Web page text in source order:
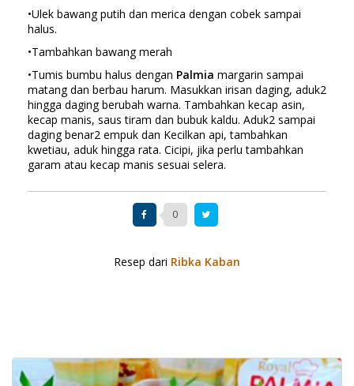
•Ulek bawang putih dan merica dengan cobek sampai
halus.
•Tambahkan bawang merah
•Tumis bumbu halus dengan Palmia margarin sampai
matang dan berbau harum. Masukkan irisan daging, aduk2
hingga daging berubah warna. Tambahkan kecap asin,
kecap manis, saus tiram dan bubuk kaldu. Aduk2 sampai
daging benar2 empuk dan Kecilkan api, tambahkan
kwetiau, aduk hingga rata. Cicipi, jika perlu tambahkan
garam atau kecap manis sesuai selera.
0
Resep dari Ribka Kaban